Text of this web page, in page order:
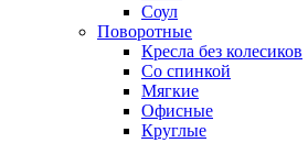
Соул
Поворотные
Кресла без колесиков
Со спинкой
Мягкие
Офисные
Круглые